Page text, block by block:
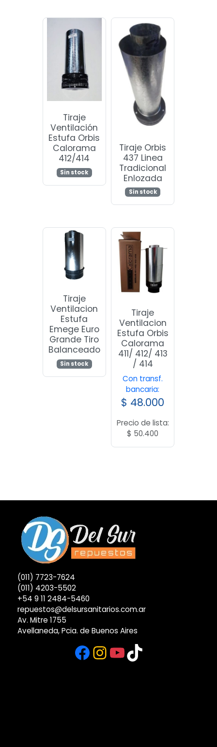
Tiraje
Ventilación
Estufa Orbis
Calorama
412/414
Sin stock
Tiraje Orbis
437 Linea
Tradicional
Enlozada
Sin stock
Tiraje
Ventilacion
Estufa
Emege Euro
Grande Tiro
Balanceado
Sin stock
Tiraje
Ventilacion
Estufa Orbis
Calorama
411/ 412/ 413
/ 414
Con transf.
bancaria:
$ 48.000
Precio de lista:
$ 50.400
(011) 7723-7624
(011) 4203-5502
+54 9 11 2484-5460
repuestos@delsursanitarios.com.ar
Av. Mitre 1755
Avellaneda, Pcia. de Buenos Aires
Facebook
Instagram
YouTube
TikTok